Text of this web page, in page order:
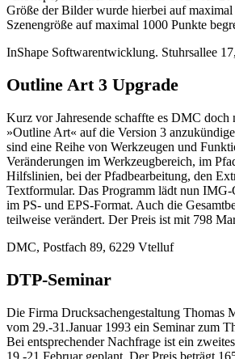
Größe der Bilder wurde hierbei auf
Szenengröße auf maximal 1000 Punkte
InShape Softwarentwicklung. Stuhrsallee
Outline Art 3 Upgrade
Kurz vor Jahresende schaffte es DMC doch
»Outline Art« auf die Version 3
sind eine Reihe von Werkzeugen und
Veränderungen im Werkzeugbereich, im
Hilfslinien, bei der Pfadbearbeitung, den
Textformular. Das Programm lädt nun
im PS- und EPS-Format. Auch die
teilweise verändert. Der Preis ist mit 798
DMC, Postfach 89, 6229 Vtelluf
DTP-Seminar
Die Firma Drucksachengestaltung Thomas
vom 29.-31.Januar 1993 ein Seminar zum
Bei entsprechender Nachfrage ist ein
19.-21.Februar geplant. Der Preis beträgt